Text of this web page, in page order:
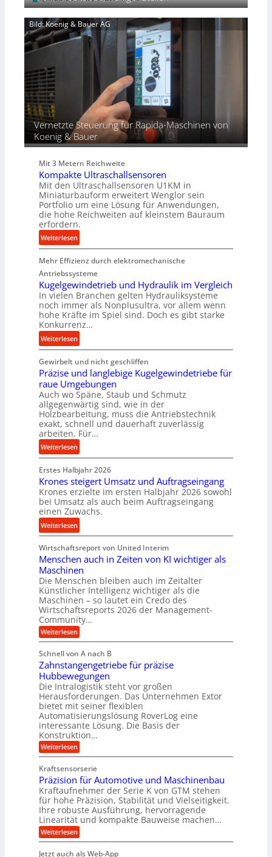
r
o
e
n
d
u
d
i
P
r
o
d
u
k
t
i
o
n
i
n
d
e
n
M
i
t
t
e
l
s
a
n
d
d
i
Bild: Koenig & Bauer AG
Vernetzte Steuerung für Rapida-Maschinen von
Koenig & Bauer
Mit 3 Metern Reichweite
Kompakte Ultraschallsensoren
Mit den Ultraschallsensoren U1KM in
Miniaturbauform erweitert Wenglor sein
Portfolio um eine Lösung für Anwendungen,
die hohe Reichweiten auf kleinstem Bauraum
erfordern.
Weiterlesen:
K
o
m
p
a
k
t
e
U
l
t
r
a
s
c
h
a
l
l
s
e
n
s
o
r
e
n
Mehr Effizienz durch elektromechanische
Antriebssysteme
Kugelgewindetrieb und Hydraulik im Vergleich
In vielen Branchen gelten Hydrauliksysteme
noch immer als Nonplusultra, vor allem wenn
hohe Kräfte im Spiel sind. Doch es gibt starke
Konkurrenz…
Weiterlesen:
K
u
g
e
l
g
e
w
i
n
e
r
i
b
u
n
d
H
y
d
r
a
u
k
i
m
V
e
r
g
l
c
h
Gewirbelt und nicht geschliffen
Präzise und langlebige Kugelgewindetriebe für
raue Umgebungen
Auch wo Späne, Staub und Schmutz
allgegenwärtig sind, wie in der
Holzbearbeitung, muss die Antriebstechnik
exakt, schnell und dauerhaft zuverlässig
arbeiten. Für…
Weiterlesen:
P
r
ä
z
i
s
e
u
n
d
l
a
n
g
l
e
b
i
g
e
K
u
g
e
l
g
e
w
n
d
e
t
r
i
Erstes Halbjahr 2026
Krones steigert Umsatz und Auftragseingang
Krones erzielte im ersten Halbjahr 2026 sowohl
bei Umsatz als auch beim Auftragseingang
einen Zuwachs.
Weiterlesen:
K
r
o
n
e
s
s
t
e
i
g
e
r
t
U
m
s
a
t
z
u
n
d
A
u
f
t
Wirtschaftsreport von United Interim
Menschen auch in Zeiten von KI wichtiger als
Maschinen
Die Menschen bleiben auch im Zeitalter
Künstlicher Intelligenz wichtiger als die
Maschinen – so lautet ein Credo des
Wirtschaftsreports 2026 der Management-
Community…
Weiterlesen:
M
n
s
c
h
e
n
a
u
c
h
i
n
Z
e
e
n
v
o
n
K
I
w
Schnell von A nach B
Zahnstangengetriebe für präzise
Hubbewegungen
Die Intralogistik steht vor großen
Herausforderungen. Das Unternehmen Extor
bietet mit seiner flexiblen
Automatisierungslösung RoverLog eine
interessante Lösung. Die Basis der
Konstruktion…
Weiterlesen:
Z
h
n
s
t
a
n
g
e
n
Kraftsensorserie
Präzision für Automotive und Maschinenbau
Kraftaufnehmer der Serie K von GTM stehen
für hohe Präzision, Stabilität und Vielseitigkeit.
Ihre robuste Ausführung, hervorragende
Linearität und kompakte Bauweise machen…
Weiterlesen:
P
Jetzt auch als Web-App